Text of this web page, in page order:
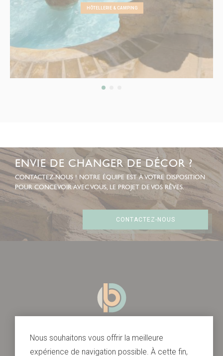
HÔTELLERIE & CAMPING
ENVIE DE CHANGER DE DÉCOR ?
CONTACTEZ-NOUS ! NOTRE ÉQUIPE EST À VOTRE DISPOSITION
POUR CONCEVOIR AVEC VOUS, LE PROJET DE VOS RÊVES.
CONTACTEZ-NOUS
Nous souhaitons vous offrir la meilleure
expérience de navigation possible. À cette fin,